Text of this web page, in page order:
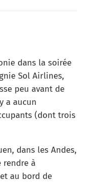
dans la soirée
Sol Airlines,
peu avant de
a aucun
(dont trois
dans les Andes,
rendre à
au bord de